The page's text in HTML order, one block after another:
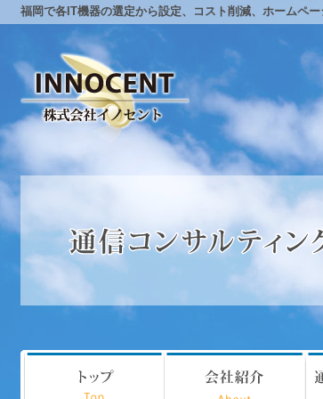
福岡で各IT機器の選定から設定、コスト削減、ホームペ